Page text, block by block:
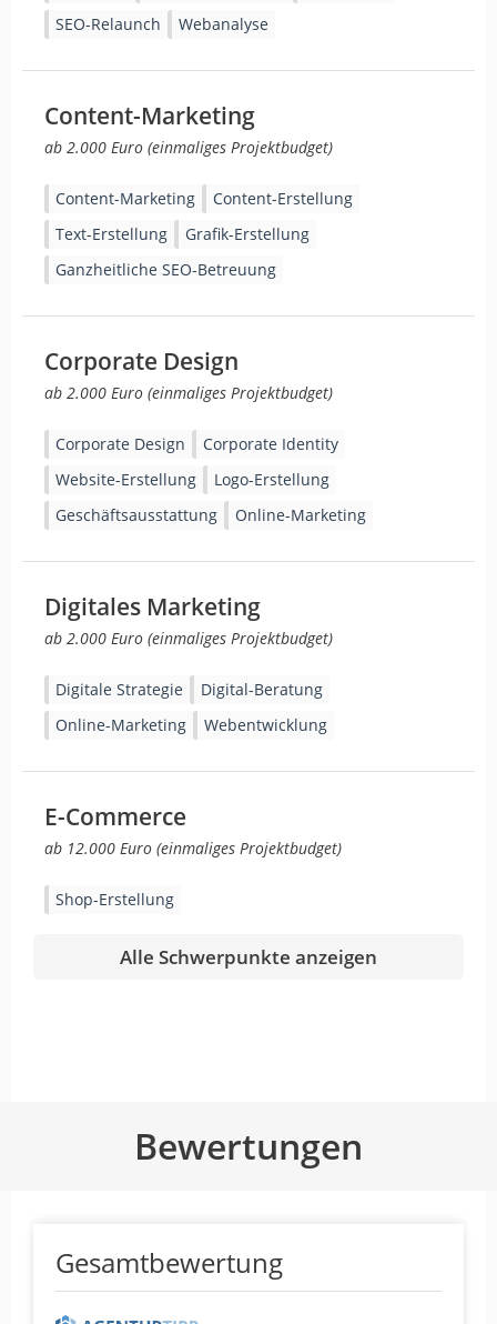
SEO-Relaunch
Webanalyse
Content-Marketing
ab 2.000 Euro (einmaliges Projektbudget)
Content-Marketing
Content-Erstellung
Text-Erstellung
Grafik-Erstellung
Ganzheitliche SEO-Betreuung
Corporate Design
ab 2.000 Euro (einmaliges Projektbudget)
Corporate Design
Corporate Identity
Website-Erstellung
Logo-Erstellung
Geschäftsausstattung
Online-Marketing
Digitales Marketing
ab 2.000 Euro (einmaliges Projektbudget)
Digitale Strategie
Digital-Beratung
Online-Marketing
Webentwicklung
E-Commerce
ab 12.000 Euro (einmaliges Projektbudget)
Shop-Erstellung
Alle Schwerpunkte anzeigen
Bewertungen
Gesamtbewertung